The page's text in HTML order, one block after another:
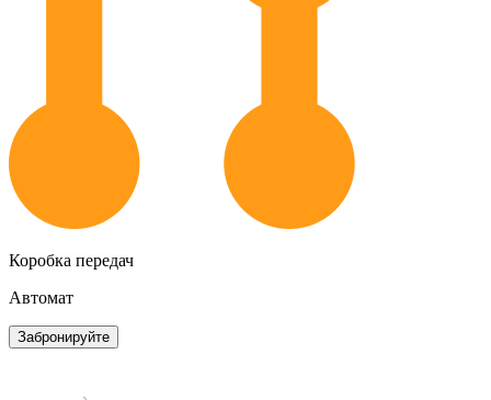
Коробка передач
Автомат
Забронируйте